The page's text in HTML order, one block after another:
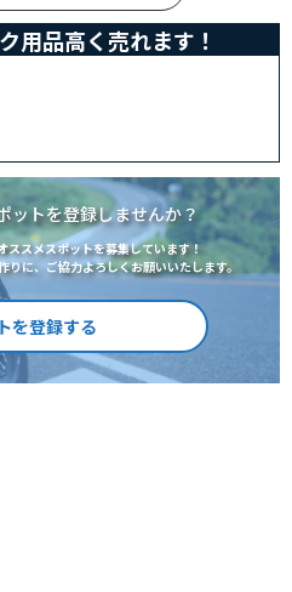
用品高く売れます！
ットを登録しませんか？
ススメスポットを募集しています！
に、ご協力よろしくお願いいたします。
を登録する